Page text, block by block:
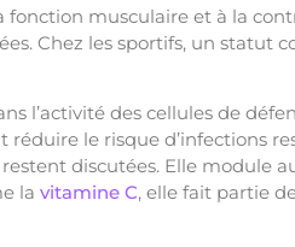
fonction musculaire et à la
Chez les sportifs, un statut
l’activité des cellules de
le risque d’infections
discutées. Elle module
la vitamine C, elle fait partie